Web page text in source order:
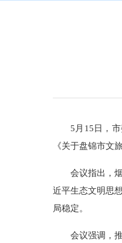
5月15日，
《关于盘锦市文
会议指出，
近平生态文明思
局稳定。
会议强调，